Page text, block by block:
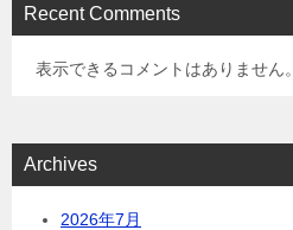
Recent Comments
表示できるコメントはありません。
Archives
2026年7月